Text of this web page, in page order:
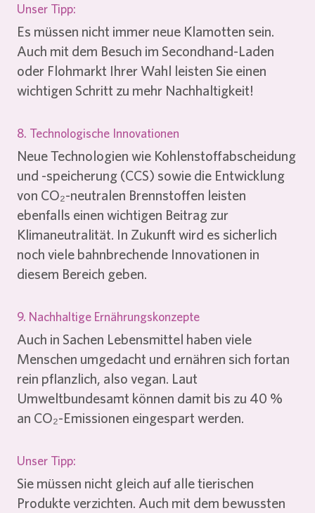
Unser Tipp:
Es müssen nicht immer neue Klamotten sein.
Auch mit dem Besuch im Secondhand-Laden
oder Flohmarkt Ihrer Wahl leisten Sie einen
wichtigen Schritt zu mehr Nachhaltigkeit!
8. Technologische Innovationen
Neue Technologien wie Kohlenstoffabscheidung
und -speicherung (CCS) sowie die Entwicklung
von CO₂-neutralen Brennstoffen leisten
ebenfalls einen wichtigen Beitrag zur
Klimaneutralität. In Zukunft wird es sicherlich
noch viele bahnbrechende Innovationen in
diesem Bereich geben.
9. Nachhaltige Ernährungskonzepte
Auch in Sachen Lebensmittel haben viele
Menschen umgedacht und ernähren sich fortan
rein pflanzlich, also vegan. Laut
Umweltbundesamt können damit bis zu 40 %
an CO₂-Emissionen eingespart werden.
Unser Tipp:
Sie müssen nicht gleich auf alle tierischen
Produkte verzichten. Auch mit dem bewussten